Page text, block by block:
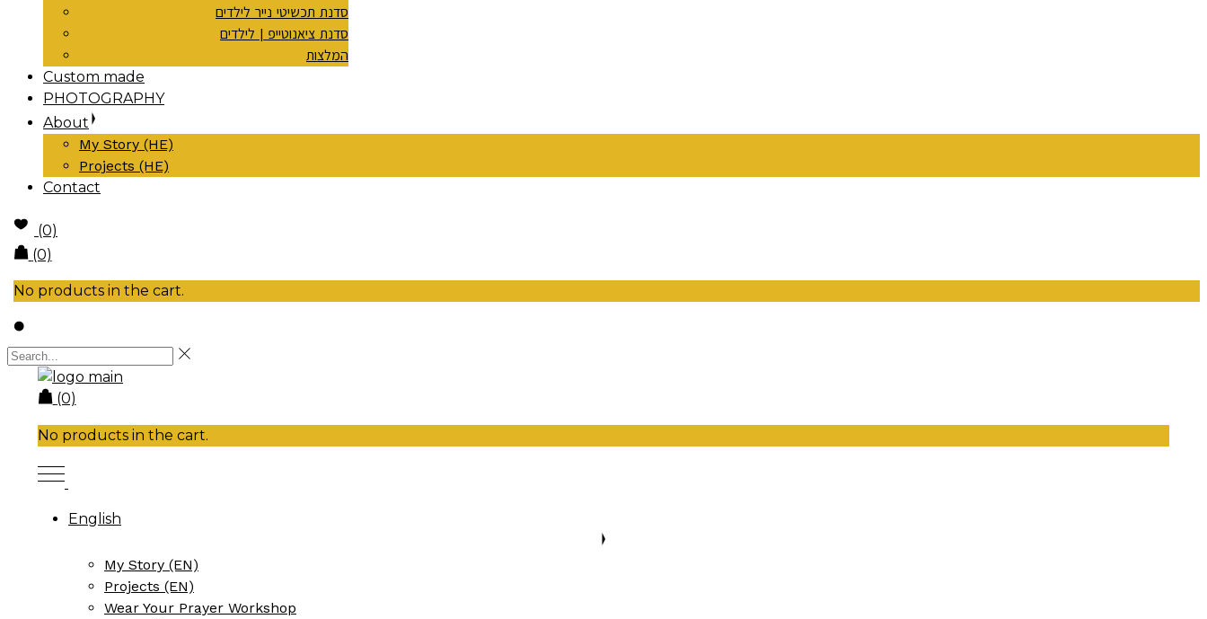
סדנת תכשיטי נייר לילדים
סדנת ציאנוטייפ | לילדים
המלצות
Custom made
PHOTOGRAPHY
About
My Story (HE)
Projects (HE)
Contact
(0)
(0)
No products in the cart.
(0)
No products in the cart.
English
My Story (EN)
Projects (EN)
Wear Your Prayer Workshop